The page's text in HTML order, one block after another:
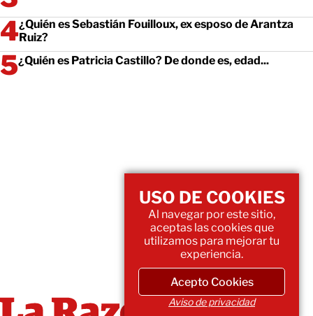
¿Quién es Sebastián Fouilloux, ex esposo de Arantza
Ruiz?
¿Quién es Patricia Castillo? De donde es, edad...
USO DE COOKIES
Al navegar por este sitio,
aceptas las cookies que
utilizamos para mejorar tu
experiencia.
Acepto Cookies
Aviso de privacidad